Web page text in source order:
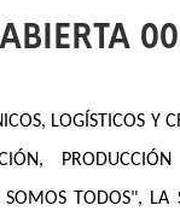
LOGÍSTICOS Y
TODOS", LA